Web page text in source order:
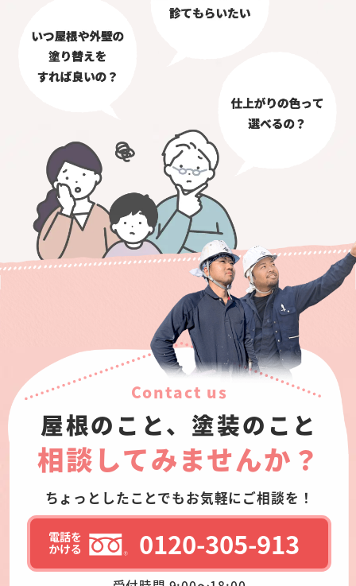
Contact us
屋根のこと、塗装のこと
相談してみませんか？
ちょっとしたことでもお気軽にご相談を！
0120-305-913